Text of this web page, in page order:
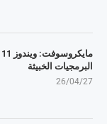
البرمجيات الخبيثة
26/04/27